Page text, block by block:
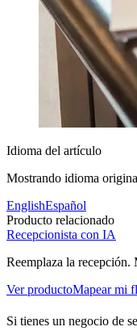
Idioma del artículo
Mostrando idioma
EnglishEspañol
Producto relacionado
Recepcionista con IA
Reemplaza la recepción.
Ver productoMapear mi
Si tienes un negocio de